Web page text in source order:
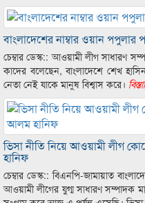
বাংলাদেশের নাম্বার ওয়ান পপুলার
চেম্বার ডেস্ক:: আওয়ামী লীগ সাধারণ
কাদের বলেছেন, বাংলাদেশে শেখ
নেতা নেই যাকে মানুষ বিশ্বাস করে।
ভিসা নীতি নিয়ে আওয়ামী লীগ
হানিফ
চেম্বার ডেস্ক:: বিএনপি-জামায়াত
আওয়ামী লীগের যুগ্ম সাধারণ